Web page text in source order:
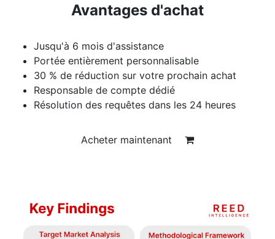
Avantages d'achat
Jusqu'à 6 mois d'assistance
Portée entièrement personnalisable
30 % de réduction sur votre prochain achat
Responsable de compte dédié
Résolution des requêtes dans les 24 heures
Acheter maintenant